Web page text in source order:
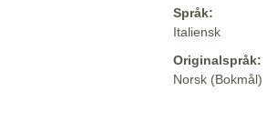
Språk:
Italiensk
Originalspråk:
Norsk (Bokmål)